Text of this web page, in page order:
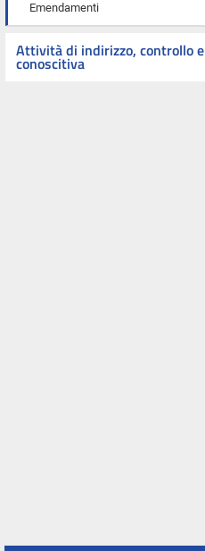
Emendamenti
Attività di indirizzo, controllo e
conoscitiva